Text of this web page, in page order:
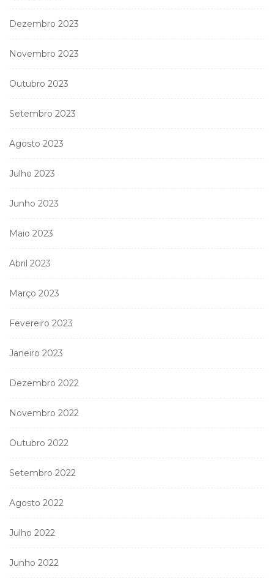
Dezembro 2023
Novembro 2023
Outubro 2023
Setembro 2023
Agosto 2023
Julho 2023
Junho 2023
Maio 2023
Abril 2023
Março 2023
Fevereiro 2023
Janeiro 2023
Dezembro 2022
Novembro 2022
Outubro 2022
Setembro 2022
Agosto 2022
Julho 2022
Junho 2022